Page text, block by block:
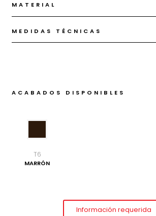
MATERIAL
MEDIDAS TÉCNICAS
ACABADOS DISPONIBLES
T6
MARRÓN
Información requerida